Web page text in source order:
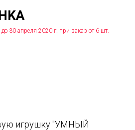
30 апреля 2020 г. при заказ от 6 шт.
игрушку "УМНЫЙ